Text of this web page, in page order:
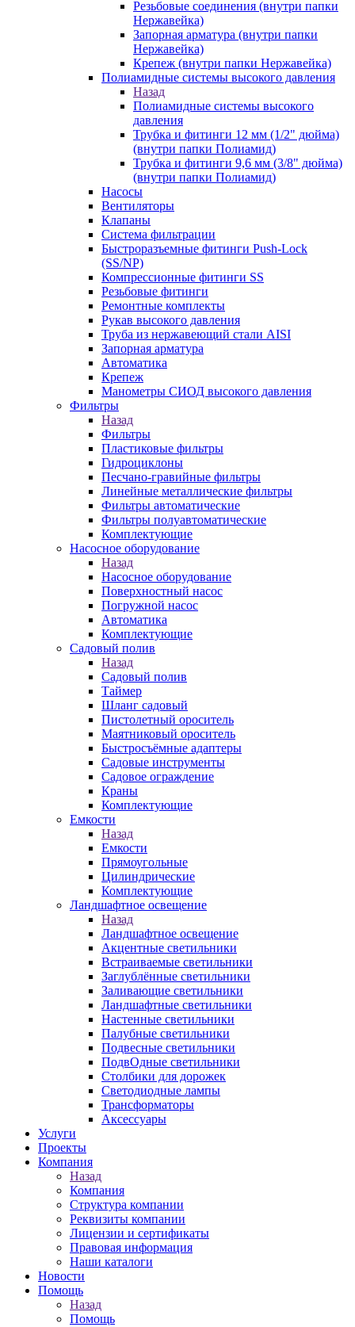
Резьбовые соединения (внутри папки
Нержавейка)
Запорная арматура (внутри папки
Нержавейка)
Крепеж (внутри папки Нержавейка)
Полиамидные системы высокого давления
Назад
Полиамидные системы высокого
давления
Трубка и фитинги 12 мм (1/2" дюйма)
(внутри папки Полиамид)
Трубка и фитинги 9,6 мм (3/8" дюйма)
(внутри папки Полиамид)
Насосы
Вентиляторы
Клапаны
Система фильтрации
Быстроразъемные фитинги Push-Lock
(SS/NP)
Компрессионные фитинги SS
Резьбовые фитинги
Ремонтные комплекты
Рукав высокого давления
Труба из нержавеющий стали AISI
Запорная арматура
Автоматика
Крепеж
Манометры СИОД высокого давления
Фильтры
Назад
Фильтры
Пластиковые фильтры
Гидроциклоны
Песчано-гравийные фильтры
Линейные металлические фильтры
Фильтры автоматические
Фильтры полуавтоматические
Комплектующие
Насосное оборудование
Назад
Насосное оборудование
Поверхностный насос
Погружной насос
Автоматика
Комплектующие
Садовый полив
Назад
Садовый полив
Таймер
Шланг садовый
Пистолетный ороситель
Маятниковый ороситель
Быстросъёмные адаптеры
Садовые инструменты
Садовое ограждение
Краны
Комплектующие
Емкости
Назад
Емкости
Прямоугольные
Цилиндрические
Комплектующие
Ландшафтное освещение
Назад
Ландшафтное освещение
Акцентные светильники
Встраиваемые светильники
Заглублённые светильники
Заливающие светильники
Ландшафтные светильники
Настенные светильники
Палубные светильники
Подвесные светильники
ПодвОдные светильники
Столбики для дорожек
Светодиодные лампы
Трансформаторы
Аксессуары
Услуги
Проекты
Компания
Назад
Компания
Структура компании
Реквизиты компании
Лицензии и сертификаты
Правовая информация
Наши каталоги
Новости
Помощь
Назад
Помощь